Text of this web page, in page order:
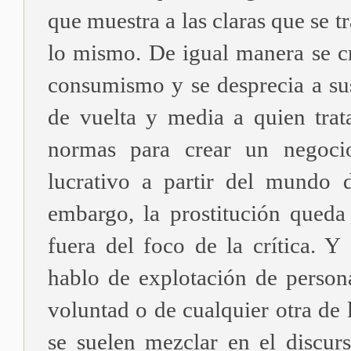
que muestra a las claras que se
lo mismo. De igual manera se
consumismo y se desprecia a
de vuelta y media a quien
normas para crear un
lucrativo a partir del mundo
embargo, la prostitución
fuera del foco de la crítica. Y
hablo de explotación de
voluntad o de cualquier otra de
se suelen mezclar en el